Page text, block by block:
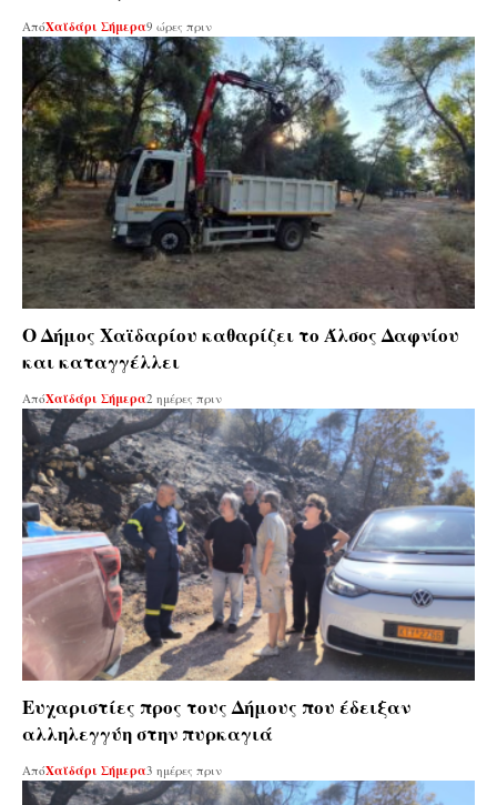
ΑπόΧαϊδάρι Σήμερα9 ώρες πριν
Ο Δήμος Χαϊδαρίου καθαρίζει το Άλσος Δαφνίου
και καταγγέλλει
ΑπόΧαϊδάρι Σήμερα2 ημέρες πριν
Ευχαριστίες προς τους Δήμους που έδειξαν
αλληλεγγύη στην πυρκαγιά
ΑπόΧαϊδάρι Σήμερα3 ημέρες πριν